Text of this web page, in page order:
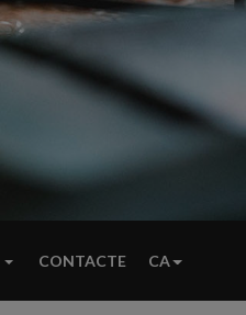
CONTACTE CA